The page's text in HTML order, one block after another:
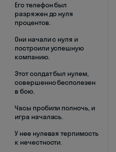
Его телефон был
разряжен до нуля
процентов.
Они начали с нуля и
построили успешную
компанию.
Этот солдат был нулем,
совершенно бесполезен
в бою.
Часы пробили полночь, и
игра началась.
У нее нулевая терпимость
к нечестности.